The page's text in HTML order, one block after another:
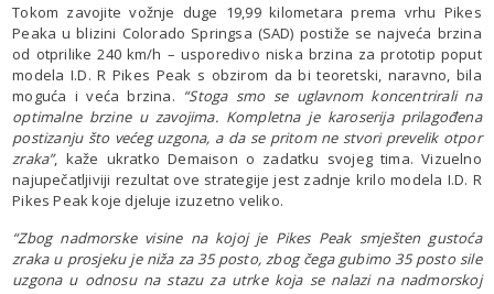
Tokom zavojite vožnje duge 19,99 kilometara prema vrhu Pikes
Peaka u blizini Colorado Springsa (SAD) postiže se najveća brzina
od otprilike 240 km/h – usporedivo niska brzina za prototip poput
modela I.D. R Pikes Peak s obzirom da bi teoretski, naravno, bila
moguća i veća brzina. “Stoga smo se uglavnom koncentrirali na
optimalne brzine u zavojima. Kompletna je karoserija prilagođena
postizanju što većeg uzgona, a da se pritom ne stvori prevelik otpor
zraka”, kaže ukratko Demaison o zadatku svojeg tima. Vizuelno
najupečatljiviji rezultat ove strategije jest zadnje krilo modela I.D. R
Pikes Peak koje djeluje izuzetno veliko.
“Zbog nadmorske visine na kojoj je Pikes Peak smješten gustoća
zraka u prosjeku je niža za 35 posto, zbog čega gubimo 35 posto sile
uzgona u odnosu na stazu za utrke koja se nalazi na nadmorskoj